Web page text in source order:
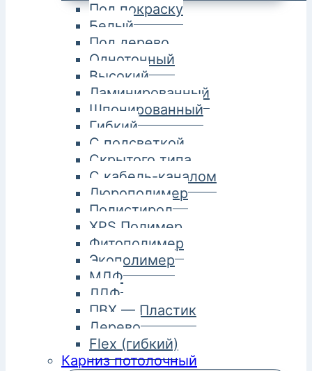
Под покраску
Белый
Под дерево
Однотонный
Высокий
Ламинированный
Шпонированный
Гибкий
С подсветкой
Скрытого типа
С кабель-каналом
Дюрополимер
Полистирол
XPS Полимер
Фитополимер
Экополимер
МДФ
ЛДФ
ПВХ — Пластик
Дерево
Flex (гибкий)
Карниз потолочный